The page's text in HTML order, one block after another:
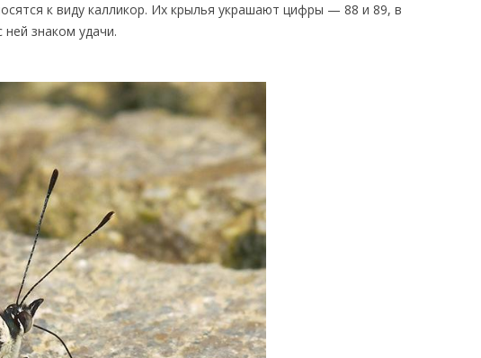
к виду калликор. Их крылья украшают цифры — 88 и 89, в
знаком удачи.